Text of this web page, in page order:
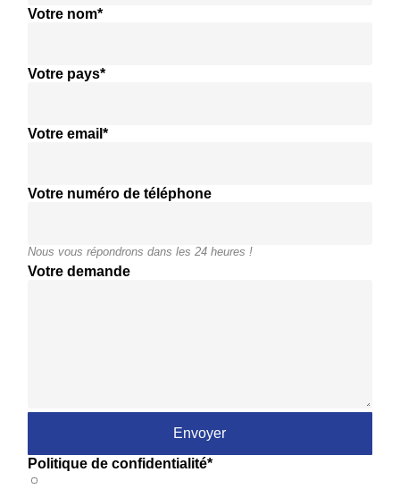
Votre nom*
Votre pays*
Votre email*
Votre numéro de téléphone
Nous vous répondrons dans les 24 heures !
Votre demande
Politique de confidentialité*